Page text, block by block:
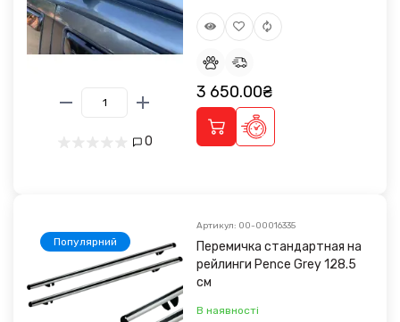
0
3 650.00₴
Популярний
Артикул: 00-00016335
Перемичка стандартная на
рейлинги Pence Grey 128.5
см
В наявності